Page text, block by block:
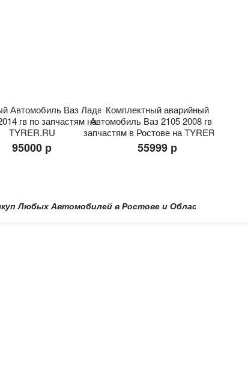
Автомобиль Ваз Лада
гв по запчастям на
TYRER.RU
95000 р
Комплектный аварийный
Автомобиль Ваз 2105 2008 гв по
запчастям в Ростове на TYRER.RU
55999 р
Любых Автомобилей в Ростове и Области в